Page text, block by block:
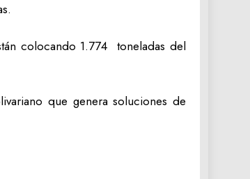
colocando 1.774 toneladas del
que genera soluciones de